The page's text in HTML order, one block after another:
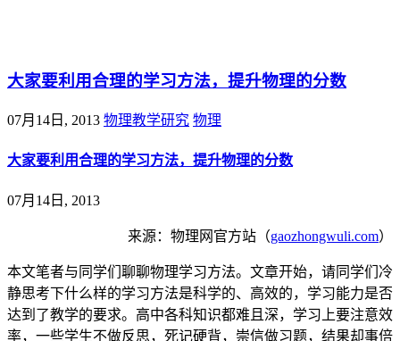
大家要利用合理的学习方法，提升物理的分数
07月14日, 2013 物理教学研究 物理
大家要利用合理的学习方法，提升物理的分数
07月14日, 2013
来源：物理网官方站（gaozhongwuli.com）
本文笔者与同学们聊聊物理学习方法。文章开始，请同学们冷
静思考下什么样的学习方法是科学的、高效的，学习能力是否
达到了教学的要求。高中各科知识都难且深，学习上要注意效
率，一些学生不做反思，死记硬背，崇信做习题，结果却事倍